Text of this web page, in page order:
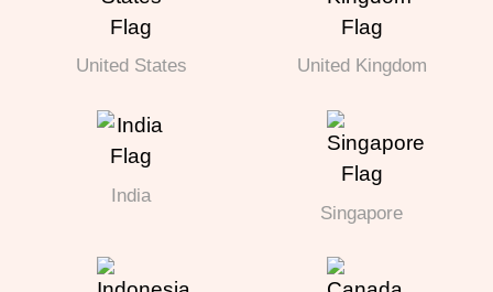
United States United Kingdom
India
Singapore